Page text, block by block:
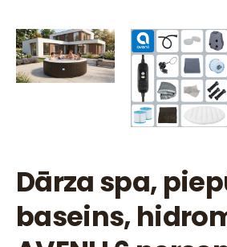
Dārza spa,
baseins,